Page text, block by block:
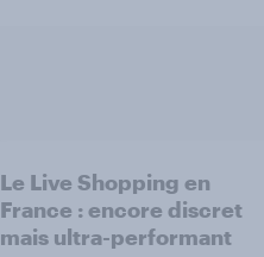
Le Live Shopping en
France : encore discret
mais ultra-performant